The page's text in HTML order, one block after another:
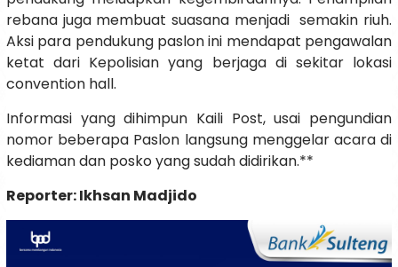
rebana juga membuat suasana menjadi semakin riuh.
Aksi para pendukung paslon ini mendapat pengawalan
ketat dari Kepolisian yang berjaga di sekitar lokasi
convention hall.
Informasi yang dihimpun Kaili Post, usai pengundian
nomor beberapa Paslon langsung menggelar acara di
kediaman dan posko yang sudah didirikan.**
Reporter: Ikhsan Madjido